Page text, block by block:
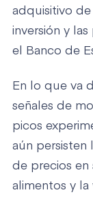
adquisitivo de
inversión y
el Banco de
En lo que va
señales de
picos
aún persisten
de precios en
alimentos y la